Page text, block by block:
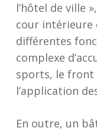
l’hôtel de ville
cour intérieure
différentes
complexe
sports, le front
l’application
En outre, un